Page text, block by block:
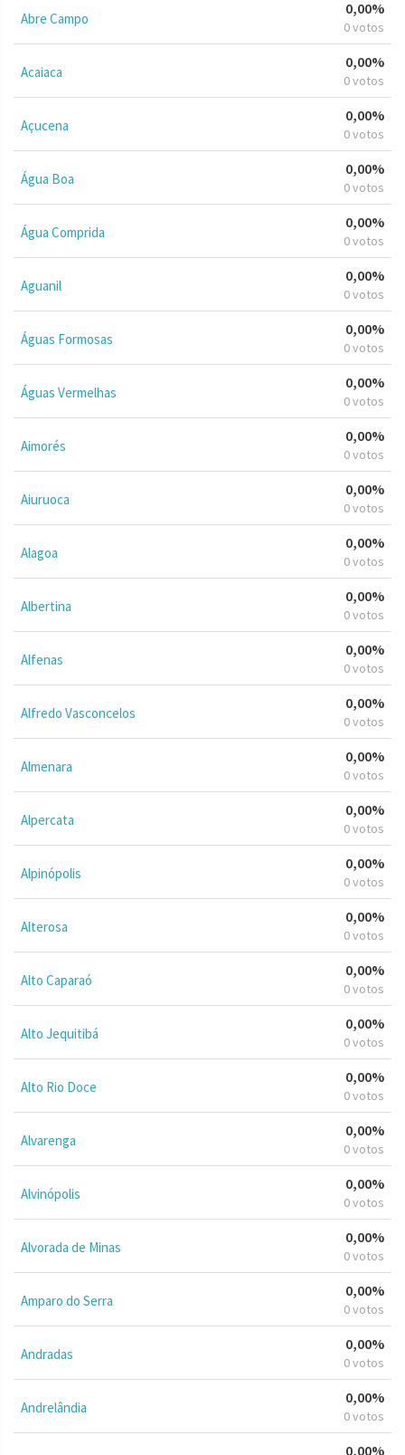
Abre Campo
0,00%
0 votos
Acaiaca
0,00%
0 votos
Açucena
0,00%
0 votos
Água Boa
0,00%
0 votos
Água Comprida
0,00%
0 votos
Aguanil
0,00%
0 votos
Águas Formosas
0,00%
0 votos
Águas Vermelhas
0,00%
0 votos
Aimorés
0,00%
0 votos
Aiuruoca
0,00%
0 votos
Alagoa
0,00%
0 votos
Albertina
0,00%
0 votos
Alfenas
0,00%
0 votos
Alfredo Vasconcelos
0,00%
0 votos
Almenara
0,00%
0 votos
Alpercata
0,00%
0 votos
Alpinópolis
0,00%
0 votos
Alterosa
0,00%
0 votos
Alto Caparaó
0,00%
0 votos
Alto Jequitibá
0,00%
0 votos
Alto Rio Doce
0,00%
0 votos
Alvarenga
0,00%
0 votos
Alvinópolis
0,00%
0 votos
Alvorada de Minas
0,00%
0 votos
Amparo do Serra
0,00%
0 votos
Andradas
0,00%
0 votos
Andrelândia
0,00%
0 votos
0,00%